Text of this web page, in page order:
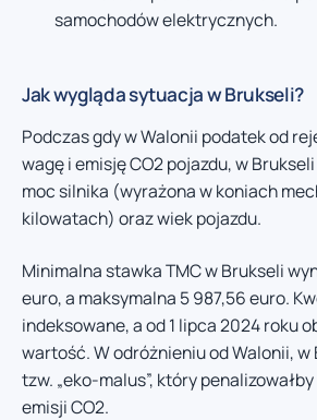
samochodów elektrycznych.
Jak wygląda sytuacja w Brukseli?
Podczas gdy w Walonii podatek od
wagę i emisję CO2 pojazdu, w
moc silnika (wyrażona w koniach
kilowatach) oraz wiek pojazdu.
Minimalna stawka TMC w Brukseli
euro, a maksymalna 5 987,56 euro.
indeksowane, a od 1 lipca 2024 roku
wartość. W odróżnieniu od Walonii,
tzw. „eko-malus”, który
emisji CO2.